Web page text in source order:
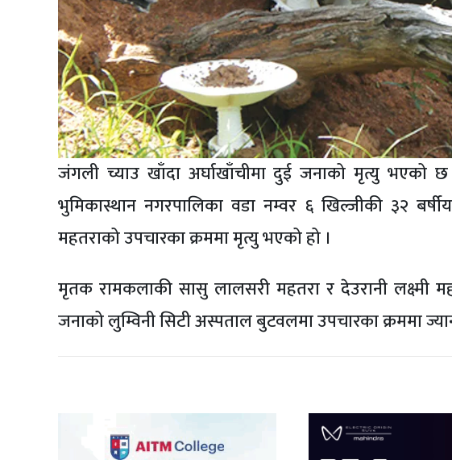
जंगली च्याउ खाँदा अर्घाखाँचीमा दुई जनाको मृत्यु
भुमिकास्थान नगरपालिका वडा नम्वर ६ खिल्जीकी ३२
महतराको उपचारका क्रममा मृत्यु भएको हो ।
मृतक रामकलाकी सासु लालसरी महतरा र देउरानी लक्ष्मी
जनाको लुम्विनी सिटी अस्पताल बुटवलमा उपचारका क्रममा